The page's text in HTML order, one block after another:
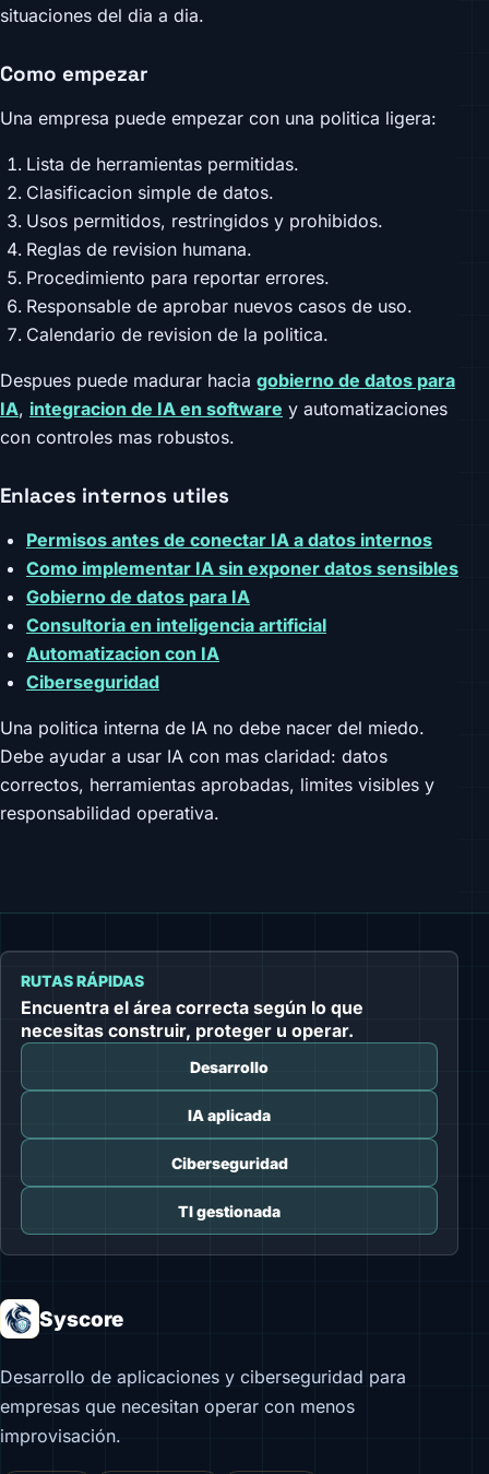
situaciones del dia a dia.
Como empezar
Una empresa puede empezar con una politica ligera:
Lista de herramientas permitidas.
Clasificacion simple de datos.
Usos permitidos, restringidos y prohibidos.
Reglas de revision humana.
Procedimiento para reportar errores.
Responsable de aprobar nuevos casos de uso.
Calendario de revision de la politica.
Despues puede madurar hacia gobierno de datos para
IA, integracion de IA en software y automatizaciones
con controles mas robustos.
Enlaces internos utiles
Permisos antes de conectar IA a datos internos
Como implementar IA sin exponer datos sensibles
Gobierno de datos para IA
Consultoria en inteligencia artificial
Automatizacion con IA
Ciberseguridad
Una politica interna de IA no debe nacer del miedo.
Debe ayudar a usar IA con mas claridad: datos
correctos, herramientas aprobadas, limites visibles y
responsabilidad operativa.
RUTAS RÁPIDAS
Encuentra el área correcta según lo que
necesitas construir, proteger u operar.
Desarrollo
IA aplicada
Ciberseguridad
TI gestionada
Syscore
Desarrollo de aplicaciones y ciberseguridad para
empresas que necesitan operar con menos
improvisación.